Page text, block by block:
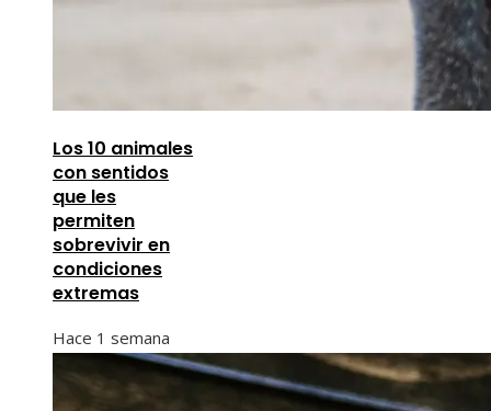
Los 10 animales
con sentidos
que les
permiten
sobrevivir en
condiciones
extremas
Hace 1 semana